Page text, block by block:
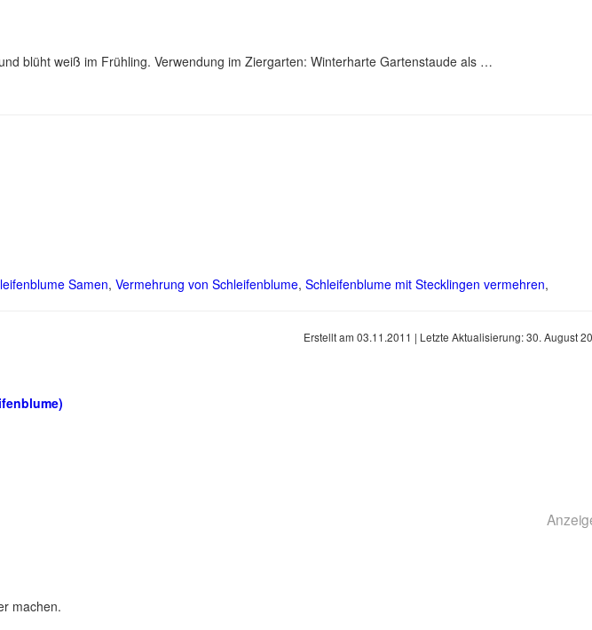
blüht weiß im Frühling. Verwendung im Ziergarten: Winterharte Gartenstaude als …
Samen, Vermehrung von Schleifenblume, Schleifenblume mit Stecklingen vermehren,
Erstellt am 03.11.2011 | Letzte Aktualisierung:30. August
machen.